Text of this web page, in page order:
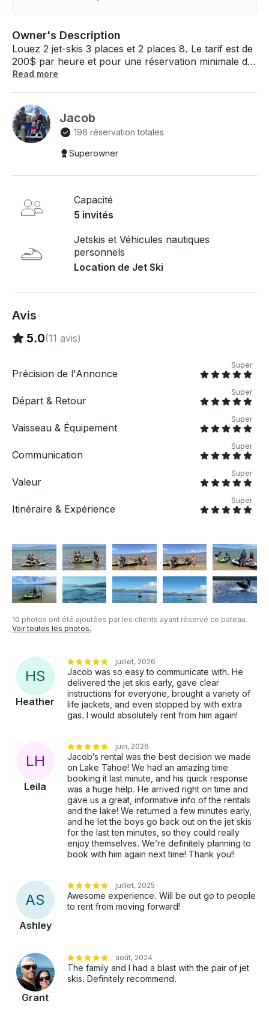
Owner's Description
Louez 2 jet-skis 3 places et 2 places 8. Le tarif est de
200$ par heure et pour une réservation minimale de
6 heures. Si vous avez votre propre ponton, vous
nécessaires. Je viendrai vous chercher à la plage de
votre choix à South Lake Tahoe pour une somme
modique. • Deux jet-skis 1200$ par jour • Le samedi,
1400$ par jour Le locataire paie l'essence après la
Read more
Jacob
196 réservation totales
Superowner
Capacité
5 invités
Jetskis et Véhicules nautiques
personnels
Location de Jet Ski
Avis
5.0(11 avis)
Précision de l'Annonce
Super
Départ & Retour
Super
Vaisseau & Équipement
Super
Communication
Super
Valeur
Super
Itinéraire & Expérience
Super
10 photos ont été ajoutées par les clients ayant réservé ce bateau.
Voir toutes les photos.
HS
Heather
juillet, 2026
Jacob was so easy to communicate with. He
delivered the jet skis early, gave clear
instructions for everyone, brought a variety of
life jackets, and even stopped by with extra
gas. I would absolutely rent from him again!
LH
Leila
juin, 2026
Jacob’s rental was the best decision we made
on Lake Tahoe! We had an amazing time
booking it last minute, and his quick response
was a huge help. He arrived right on time and
gave us a great, informative info of the rentals
and the lake! We returned a few minutes early,
and he let the boys go back out on the jet skis
for the last ten minutes, so they could really
enjoy themselves. We’re definitely planning to
book with him again next time! Thank you!!
AS
Ashley
juillet, 2025
Awesome experience. Will be out go to people
to rent from moving forward!
Grant
août, 2024
The family and I had a blast with the pair of jet
skis. Definitely recommend.